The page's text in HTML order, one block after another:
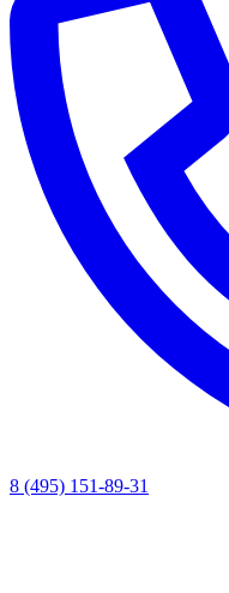
8 (495) 151-89-31